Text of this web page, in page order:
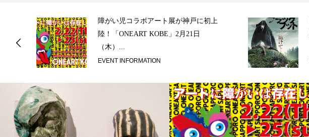
障がい児コラボアート展が神戸に初上
陸！「ONEART KOBE」2月21日
（木）...
EVENT INFORMATION